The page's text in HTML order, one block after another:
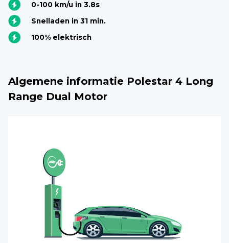
0-100 km/u in 3.8s
Snelladen in 31 min.
100% elektrisch
Algemene informatie Polestar 4 Long
Range Dual Motor